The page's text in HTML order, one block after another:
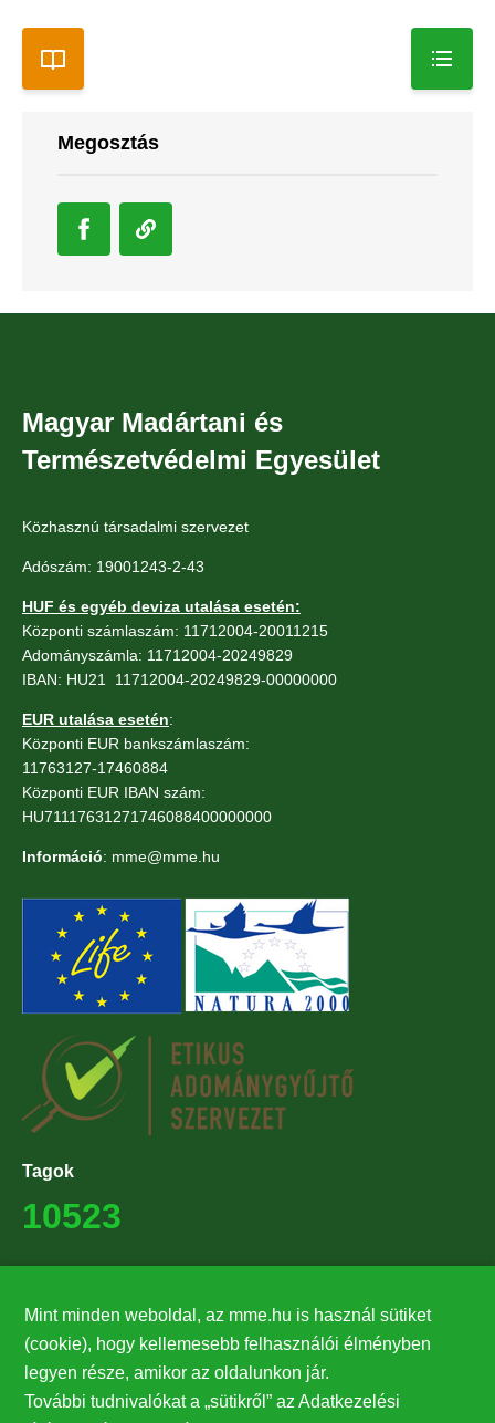
Megosztás
Magyar Madártani és
Természetvédelmi Egyesület
Közhasznú társadalmi szervezet
Adószám: 19001243-2-43
HUF és egyéb deviza utalása esetén:
Központi számlaszám: 11712004-20011215
Adományszámla: 11712004-20249829
IBAN: HU21 11712004-20249829-00000000
EUR utalása esetén:
Központi EUR bankszámlaszám:
11763127-17460884
Központi EUR IBAN szám:
HU71117631271746088400000000
Információ: mme@mme.hu
Tagok
10523
27224
Hírlevél feliratkozás
Mint minden weboldal, az mme.hu is használ sütiket
(cookie), hogy kellemesebb felhasználói élményben
legyen része, amikor az oldalunkon jár.
További tudnivalókat a „sütikről” az Adatkezelési